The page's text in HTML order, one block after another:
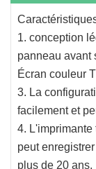
1. conception
panneau avant
Écran couleur
3. La
facilement et
4.
peut
plus de 20 ans.